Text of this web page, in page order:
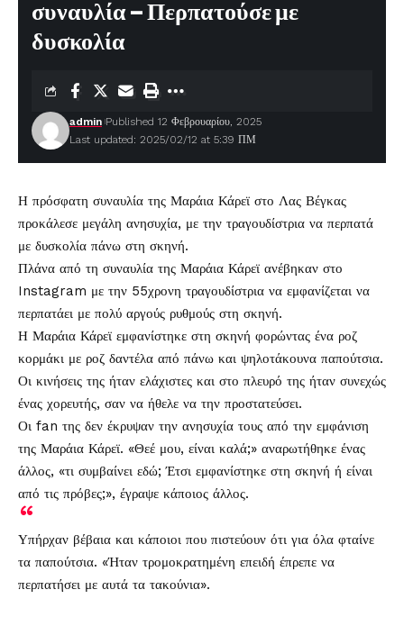
συναυλία – Περπατούσε με
δυσκολία
Last updated: 2025/02/12 at 5:39 ΠΜ
admin Published 12 Φεβρουαρίου, 2025
Η πρόσφατη συναυλία της Μαράια Κάρεϊ στο Λας Βέγκας
προκάλεσε μεγάλη ανησυχία, με την τραγουδίστρια να περπατά
με δυσκολία πάνω στη σκηνή.
Πλάνα από τη συναυλία της Μαράια Κάρεϊ ανέβηκαν στο
Instagram με την 55χρονη τραγουδίστρια να εμφανίζεται να
περπατάει με πολύ αργούς ρυθμούς στη σκηνή.
Η Μαράια Κάρεϊ εμφανίστηκε στη σκηνή φορώντας ένα ροζ
κορμάκι με ροζ δαντέλα από πάνω και ψηλοτάκουνα παπούτσια.
Οι κινήσεις της ήταν ελάχιστες και στο πλευρό της ήταν συνεχώς
ένας χορευτής, σαν να ήθελε να την προστατεύσει.
Οι fan της δεν έκρυψαν την ανησυχία τους από την εμφάνιση
της Μαράια Κάρεϊ. «Θεέ μου, είναι καλά;» αναρωτήθηκε ένας
άλλος, «τι συμβαίνει εδώ; Έτσι εμφανίστηκε στη σκηνή ή είναι
από τις πρόβες;», έγραψε κάποιος άλλος.
Υπήρχαν βέβαια και κάποιοι που πιστεύουν ότι για όλα φταίνε
τα παπούτσια. «Ήταν τρομοκρατημένη επειδή έπρεπε να
περπατήσει με αυτά τα τακούνια».